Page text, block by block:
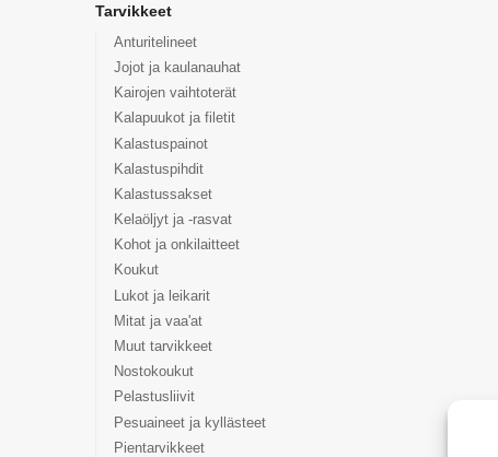
Tarvikkeet
Anturitelineet
Jojot ja kaulanauhat
Kairojen vaihtoterät
Kalapuukot ja filetit
Kalastuspainot
Kalastuspihdit
Kalastussakset
Kelaöljyt ja -rasvat
Kohot ja onkilaitteet
Koukut
Lukot ja leikarit
Mitat ja vaa'at
Muut tarvikkeet
Nostokoukut
Pelastusliivit
Pesuaineet ja kyllästeet
Pientarvikkeet